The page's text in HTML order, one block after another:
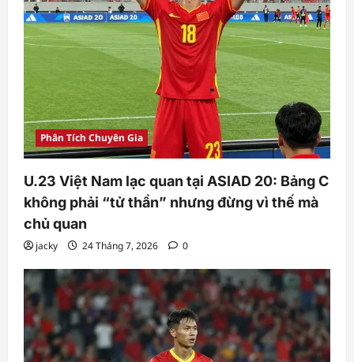
Phân Tích Chuyên Gia
U.23 Việt Nam lạc quan tại ASIAD 20: Bảng C
không phải “tử thần” nhưng đừng vì thế mà
chủ quan
jacky 24 Tháng 7, 2026 0